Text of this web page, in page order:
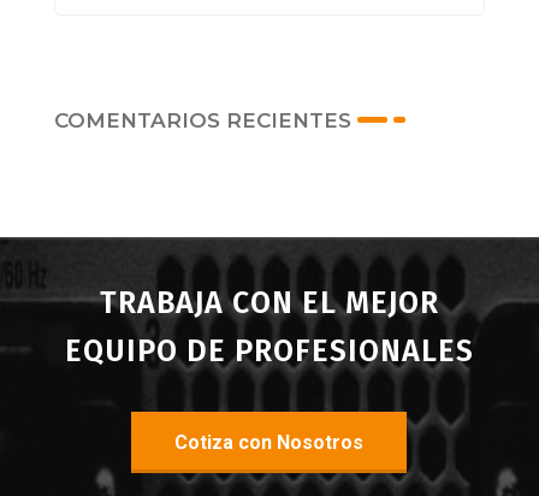
COMENTARIOS RECIENTES
TRABAJA CON EL MEJOR
EQUIPO DE PROFESIONALES
Cotiza con Nosotros